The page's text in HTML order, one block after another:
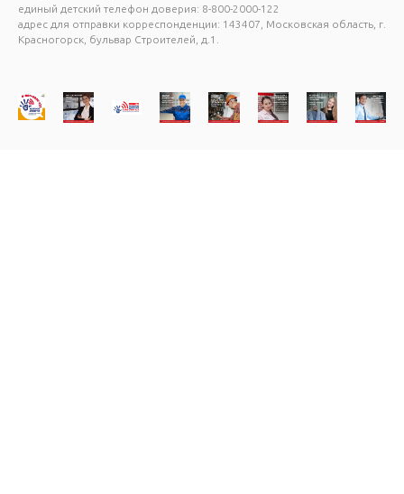
единый детский телефон доверия: 8-800-2000-122
адрес для отправки корреспонденции: 143407, Московская область, г.
Красногорск, бульвар Строителей, д.1.